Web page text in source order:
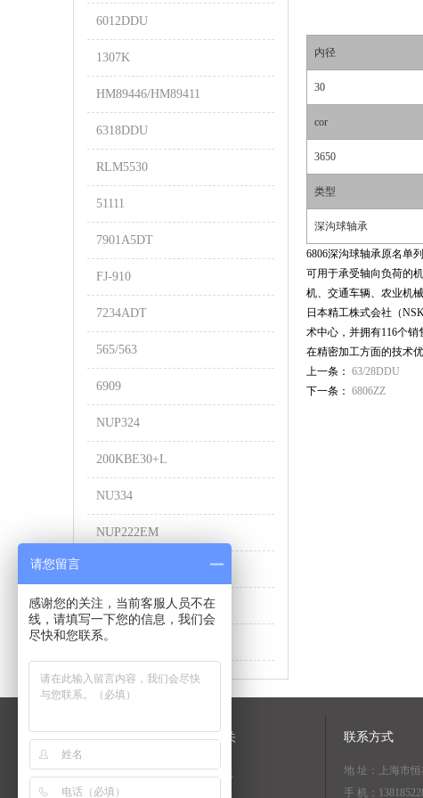
6012DDU
1307K
HM89446/HM89411
6318DDU
RLM5530
51111
7901A5DT
FJ-910
7234ADT
565/563
6909
NUP324
200KBE30+L
NU334
NUP222EM
170TMP93
6044ZZS
内径
30
cor
3650
类型
深沟球轴承
6806深沟球轴承原名单
可用于承受轴向负荷的
机、交通车辆、农业机
日本精工株式会社（
术中心，并拥有116个
在精密加工方面的技术
上一条： 63/28DDU
下一条： 6806ZZ
关于我们
公司简介
NSK相关
资料下载
联系方式
地 址：上海市
手 机：
请您留言
感谢您的关注，当前客服人员不在
线，请填写一下您的信息，我们会
尽快和您联系。